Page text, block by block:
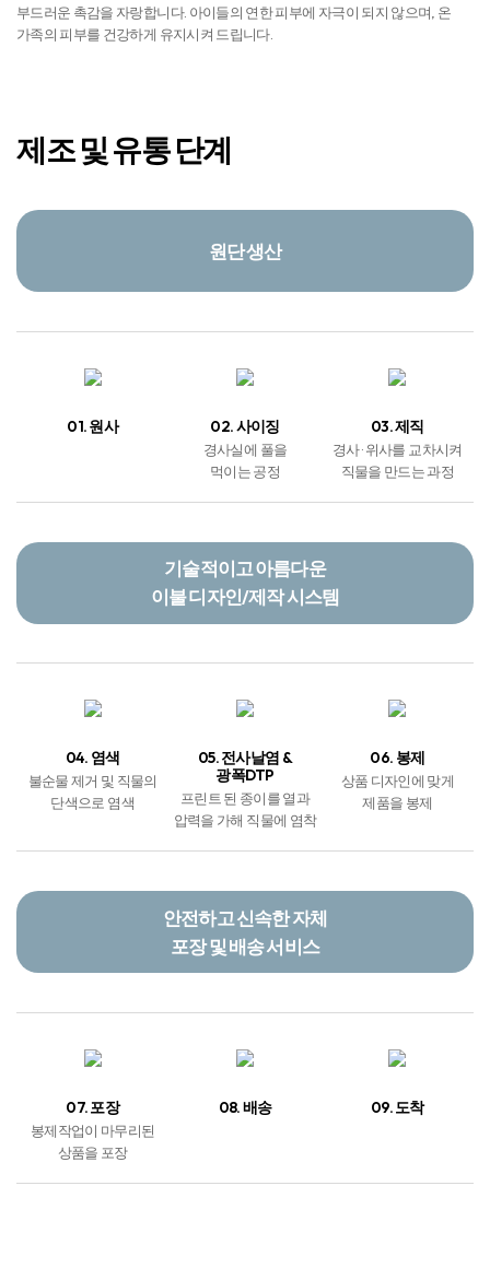
부드러운 촉감을 자랑합니다. 아이들의 연한 피부에 자극이 되지 않으며, 온
가족의 피부를 건강하게 유지시켜 드립니다.
제조 및 유통 단계
원단 생산
01. 원사 02. 사이징
경사실에 풀을
먹이는 공정
03. 제직
경사 · 위사를 교차시켜
직물을 만드는 과정
기술적이고 아름다운
이불 디자인/제작 시스템
04. 염색
불순물 제거 및 직물의
단색으로 염색
05. 전사날염 &
광폭DTP
프린트 된 종이를 열과
압력을 가해 직물에 염착
06. 봉제
상품 디자인에 맞게
제품을 봉제
안전하고 신속한 자체
포장 및 배송 서비스
07. 포장
봉제작업이 마무리된
상품을 포장
08. 배송 09. 도착